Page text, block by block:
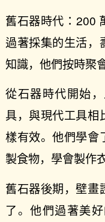
舊石器時代：200
過著採集的生活，
知識，他們按時聚
從石器時代開始
具，與現代工具相
樣有效。他們學會
製食物，學會製作
舊石器後期，壁畫
了。他們過著美